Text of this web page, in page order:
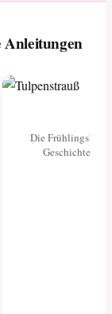
Anleitungen
Die
Geschichte